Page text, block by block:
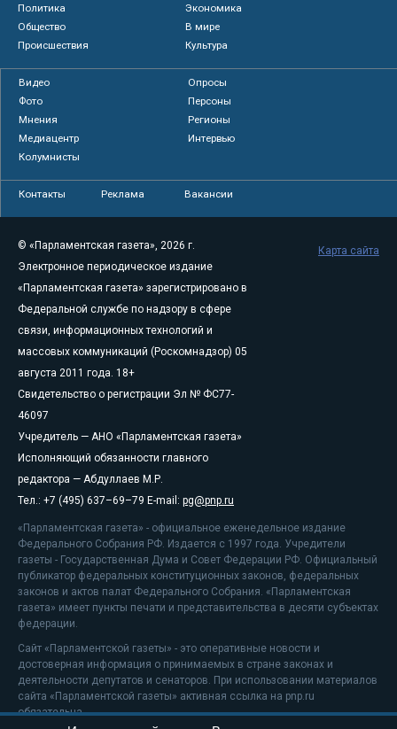
Политика
Экономика
Общество
В мире
Происшествия
Культура
Видео
Опросы
Фото
Персоны
Мнения
Регионы
Медиацентр
Интервью
Колумнисты
Контакты Реклама Вакансии
© «Парламентская газета», 2026 г.
Электронное периодическое издание
«Парламентская газета» зарегистрировано в
Федеральной службе по надзору в сфере
связи, информационных технологий и
массовых коммуникаций (Роскомнадзор) 05
августа 2011 года. 18+
Свидетельство о регистрации Эл № ФС77-
46097
Учредитель — АНО «Парламентская газета»
Исполняющий обязанности главного
редактора — Абдуллаев М.Р.
Тел.: +7 (495) 637–69–79 E-mail: pg@pnp.ru
«Парламентская газета» - официальное еженедельное издание
Федерального Собрания РФ. Издается с 1997 года. Учредители
газеты - Государственная Дума и Совет Федерации РФ. Официальный
публикатор федеральных конституционных законов, федеральных
законов и актов палат Федерального Собрания. «Парламентская
газета» имеет пункты печати и представительства в десяти субъектах
федерации.
Сайт «Парламентской газеты» - это оперативные новости и
достоверная информация о принимаемых в стране законах и
деятельности депутатов и сенаторов. При использовании материалов
сайта «Парламентской газеты» активная ссылка на pnp.ru
обязательна.
Карта сайта